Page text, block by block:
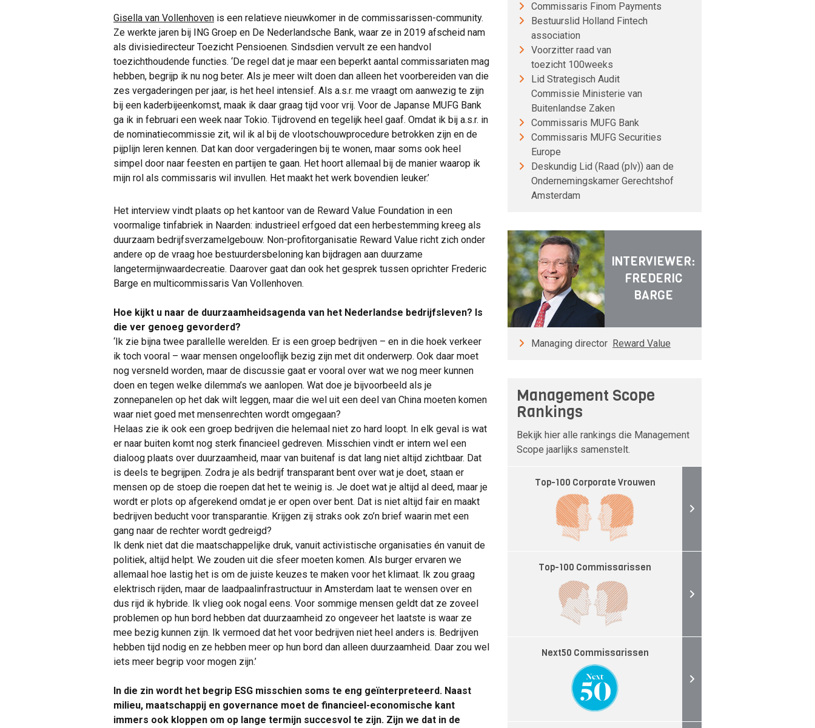
Gisella van Vollenhoven is een relatieve nieuwkomer in de commissarissen-community.
Ze werkte jaren bij ING Groep en De Nederlandsche Bank, waar ze in 2019 afscheid nam
als divisiedirecteur Toezicht Pensioenen. Sindsdien vervult ze een handvol
toezichthoudende functies. ‘De regel dat je maar een beperkt aantal commissariaten mag
hebben, begrijp ik nu nog beter. Als je meer wilt doen dan alleen het voorbereiden van die
zes vergaderingen per jaar, is het heel intensief. Als a.s.r. me vraagt om aanwezig te zijn
bij een kaderbijeenkomst, maak ik daar graag tijd voor vrij. Voor de Japanse MUFG Bank
ga ik in februari een week naar Tokio. Tijdrovend en tegelijk heel gaaf. Omdat ik bij a.s.r. in
de nominatiecommissie zit, wil ik al bij de vlootschouwprocedure betrokken zijn en de
pijplijn leren kennen. Dat kan door vergaderingen bij te wonen, maar soms ook heel
simpel door naar feesten en partijen te gaan. Het hoort allemaal bij de manier waarop ik
mijn rol als commissaris wil invullen. Het maakt het werk bovendien leuker.’
Het interview vindt plaats op het kantoor van de Reward Value Foundation in een
voormalige tinfabriek in Naarden: industrieel erfgoed dat een herbestemming kreeg als
duurzaam bedrijfsverzamelgebouw. Non-profitorganisatie Reward Value richt zich onder
andere op de vraag hoe bestuurdersbeloning kan bijdragen aan duurzame
langetermijnwaardecreatie. Daarover gaat dan ook het gesprek tussen oprichter Frederic
Barge en multicommissaris Van Vollenhoven.
Hoe kijkt u naar de duurzaamheidsagenda van het Nederlandse bedrijfsleven? Is
die ver genoeg gevorderd?
‘Ik zie bijna twee parallelle werelden. Er is een groep bedrijven – en in die hoek verkeer
ik toch vooral – waar mensen ongelooflijk bezig zijn met dit onderwerp. Ook daar moet
nog versneld worden, maar de discussie gaat er vooral over wat we nog meer kunnen
doen en tegen welke dilemma’s we aanlopen. Wat doe je bijvoorbeeld als je
zonnepanelen op het dak wilt leggen, maar die wel uit een deel van China moeten komen
waar niet goed met mensenrechten wordt omgegaan?
Helaas zie ik ook een groep bedrijven die helemaal niet zo hard loopt. In elk geval is wat
er naar buiten komt nog sterk financieel gedreven. Misschien vindt er intern wel een
dialoog plaats over duurzaamheid, maar van buitenaf is dat lang niet altijd zichtbaar. Dat
is deels te begrijpen. Zodra je als bedrijf transparant bent over wat je doet, staan er
mensen op de stoep die roepen dat het te weinig is. Je doet wat je altijd al deed, maar je
wordt er plots op afgerekend omdat je er open over bent. Dat is niet altijd fair en maakt
bedrijven beducht voor transparantie. Krijgen zij straks ook zo’n brief waarin met een
gang naar de rechter wordt gedreigd?
Ik denk niet dat die maatschappelijke druk, vanuit activistische organisaties én vanuit de
politiek, altijd helpt. We zouden uit die sfeer moeten komen. Als burger ervaren we
allemaal hoe lastig het is om de juiste keuzes te maken voor het klimaat. Ik zou graag
elektrisch rijden, maar de laadpaalinfrastructuur in Amsterdam laat te wensen over en
dus rijd ik hybride. Ik vlieg ook nogal eens. Voor sommige mensen geldt dat ze zoveel
problemen op hun bord hebben dat duurzaamheid zo ongeveer het laatste is waar ze
mee bezig kunnen zijn. Ik vermoed dat het voor bedrijven niet heel anders is. Bedrijven
hebben tijd nodig en ze hebben meer op hun bord dan alleen duurzaamheid. Daar zou wel
iets meer begrip voor mogen zijn.’
In die zin wordt het begrip ESG misschien soms te eng geïnterpreteerd. Naast
milieu, maatschappij en governance moet de financieel-economische kant
immers ook kloppen om op lange termijn succesvol te zijn. Zijn we dat in de
Commissaris Finom Payments
Bestuurslid Holland Fintech
association
Voorzitter raad van
toezicht 100weeks
Lid Strategisch Audit
Commissie Ministerie van
Buitenlandse Zaken
Commissaris MUFG Bank
Commissaris MUFG Securities
Europe
Deskundig Lid (Raad (plv)) aan de
Ondernemingskamer Gerechtshof
Amsterdam
INTERVIEWER:
FREDERIC
BARGE
Managing director Reward Value
Management Scope
Rankings
Bekijk hier alle rankings die Management
Scope jaarlijks samenstelt.
Top-100 Corporate Vrouwen
Top-100 Commissarissen
Next50 Commissarissen